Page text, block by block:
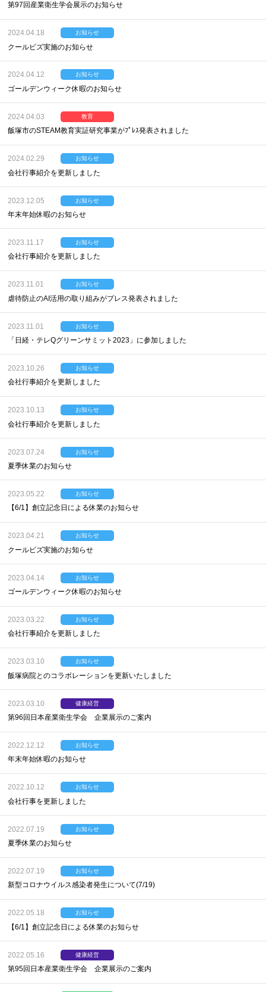
第97回産業衛生学会展示のお知らせ
2024.04.18 お知らせ
クールビズ実施のお知らせ
2024.04.12 お知らせ
ゴールデンウィーク休暇のお知らせ
2024.04.03 教育
飯塚市のSTEAM教育実証研究事業がﾌﾟﾚｽ発表されました
2024.02.29 お知らせ
会社行事紹介を更新しました
2023.12.05 お知らせ
年末年始休暇のお知らせ
2023.11.17 お知らせ
会社行事紹介を更新しました
2023.11.01 お知らせ
虐待防止のAI活用の取り組みがプレス発表されました
2023.11.01 お知らせ
「日経・テレQグリーンサミット2023」に参加しました
2023.10.26 お知らせ
会社行事紹介を更新しました
2023.10.13 お知らせ
会社行事紹介を更新しました
2023.07.24 お知らせ
夏季休業のお知らせ
2023.05.22 お知らせ
【6/1】創立記念日による休業のお知らせ
2023.04.21 お知らせ
クールビズ実施のお知らせ
2023.04.14 お知らせ
ゴールデンウィーク休暇のお知らせ
2023.03.22 お知らせ
会社行事紹介を更新しました
2023.03.10 お知らせ
飯塚病院とのコラボレーションを更新いたしました
2023.03.10 健康経営
第96回日本産業衛生学会 企業展示のご案内
2022.12.12 お知らせ
年末年始休暇のお知らせ
2022.10.12 お知らせ
会社行事を更新しました
2022.07.19 お知らせ
夏季休業のお知らせ
2022.07.19 お知らせ
新型コロナウイルス感染者発生について(7/19)
2022.05.18 お知らせ
【6/1】創立記念日による休業のお知らせ
2022.05.16 健康経営
第95回日本産業衛生学会 企業展示のご案内